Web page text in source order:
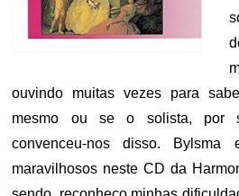
ouvindo muitas vezes para
mesmo ou se o solista, por
convenceu-nos disso.
maravilhosos neste CD da